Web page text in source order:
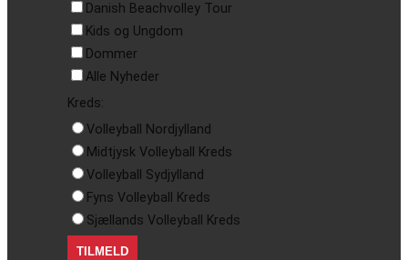
Danish Beachvolley Tour
Kids og Ungdom
Dommer
Alle Nyheder
Kreds:
Volleyball Nordjylland
Midtjysk Volleyball Kreds
Volleyball Sydjylland
Fyns Volleyball Kreds
Sjællands Volleyball Kreds